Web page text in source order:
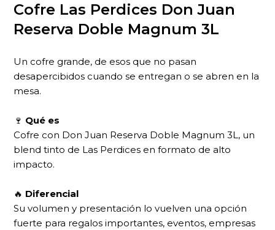
Cofre Las Perdices Don Juan
Reserva Doble Magnum 3L
Un cofre grande, de esos que no pasan
desapercibidos cuando se entregan o se abren en la
mesa.
🍷 Qué es
Cofre con Don Juan Reserva Doble Magnum 3L, un
blend tinto de Las Perdices en formato de alto
impacto.
🔥 Diferencial
Su volumen y presentación lo vuelven una opción
fuerte para regalos importantes, eventos, empresas